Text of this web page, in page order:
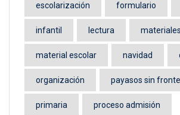
escolarización formulario
infantil lectura materiales
material escolar navidad
organización payasos sin
primaria proceso admisión